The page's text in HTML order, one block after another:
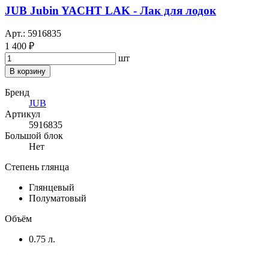
JUB Jubin YACHT LAK - Лак для лодок
Арт.: 5916835
1 400 ₽
шт
В корзину
Бренд
JUB
Артикул
5916835
Большой блок
Нет
Степень глянца
Глянцевый
Полуматовый
Объём
0.75 л.